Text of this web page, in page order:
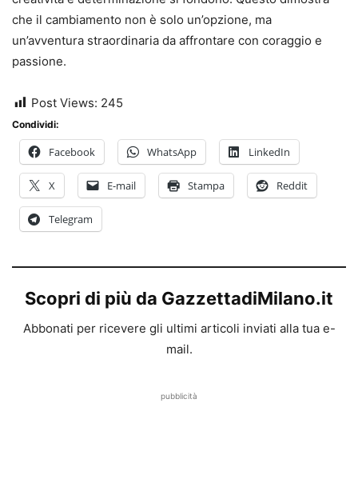
che il cambiamento non è solo un’opzione, ma
un’avventura straordinaria da affrontare con coraggio e
passione.
Post Views: 245
Condividi:
Facebook WhatsApp LinkedIn
X E-mail Stampa Reddit
Telegram
Scopri di più da GazzettadiMilano.it
Abbonati per ricevere gli ultimi articoli inviati alla tua e-
mail.
pubblicità